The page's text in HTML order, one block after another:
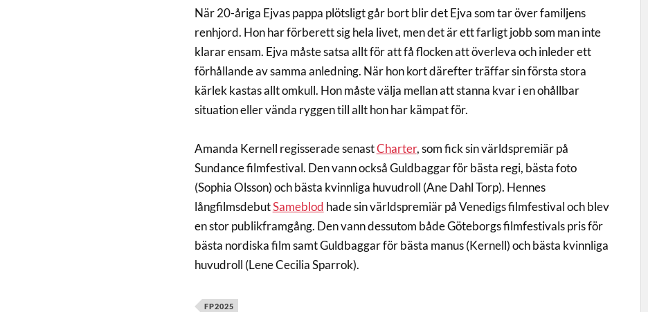
När 20-åriga Ejvas pappa plötsligt går bort blir det Ejva som tar över familjens
renhjord. Hon har förberett sig hela livet, men det är ett farligt jobb som man inte
klarar ensam. Ejva måste satsa allt för att få flocken att överleva och inleder ett
förhållande av samma anledning. När hon kort därefter träffar sin första stora
kärlek kastas allt omkull. Hon måste välja mellan att stanna kvar i en ohållbar
situation eller vända ryggen till allt hon har kämpat för.
Amanda Kernell regisserade senastCharter, som fick sin världspremiär på
Sundance filmfestival. Den vann också Guldbaggar för bästa regi, bästa foto
(Sophia Olsson) och bästa kvinnliga huvudroll (Ane Dahl Torp). Hennes
långfilmsdebutSameblod hade sin världspremiär på Venedigs filmfestival och blev
en stor publikframgång. Den vann dessutom både Göteborgs filmfestivals pris för
bästa nordiska film samt Guldbaggar för bästa manus (Kernell) och bästa kvinnliga
huvudroll (Lene Cecilia Sparrok).
FP2025